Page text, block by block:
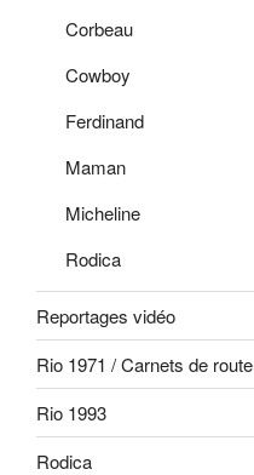
Corbeau
Cowboy
Ferdinand
Maman
Micheline
Rodica
Reportages vidéo
Rio 1971 / Carnets de route
Rio 1993
Rodica